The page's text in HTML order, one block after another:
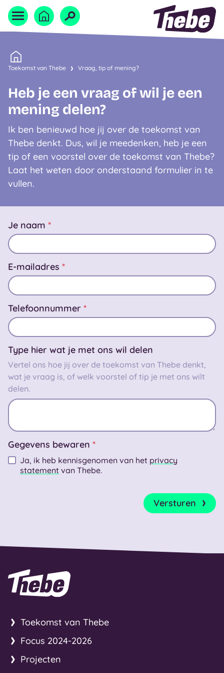
Home
Naar homepage
Toekomst van Thebe Vraag, tip of mening?
Heb je een vraag of wil je een
mening delen?
Ik ben benieuwd hoe jij over de toekomst van
Thebe denkt. Dus, wil je meedenken, heb je een
tip of een voorstel over de toekomst van Thebe?
Laat het weten door onderstaand formulier in te
vullen.
Je naam *
E-mailadres *
Telefoonnummer *
Type hier wat je met ons wil delen
Vertel ons hoe jij over de toekomst van Thebe denkt,
wat je vraag is, of welk voorstel of tip je met ons wilt
delen.
Gegevens bewaren *
Ja, ik heb kennisgenomen van het privacy
statement van Thebe.
Versturen
Naar homepage
Toekomst van Thebe
Focus 2024-2026
Projecten